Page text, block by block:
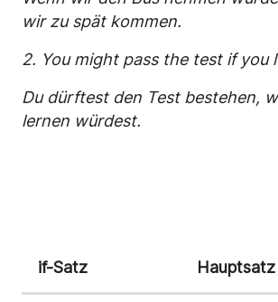
wir zu spät kommen.
2. You might pass the test if you
Du dürftest den Test bestehen,
lernen würdest.
if-Satz Hauptsatz